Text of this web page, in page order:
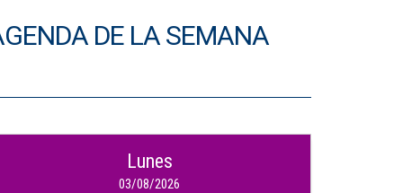
DE LA SEMANA
Lunes
03/08/2026
Centros
Consultorio Juridico